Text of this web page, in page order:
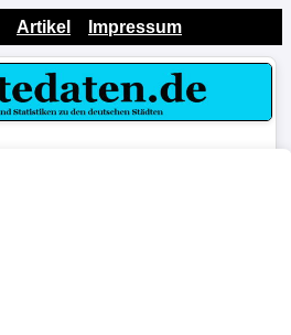
Artikel Impressum